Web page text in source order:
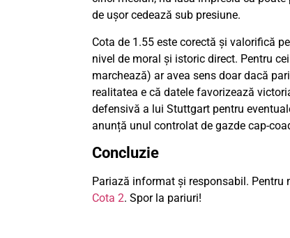
de ușor cedează sub presiune.
Cota de 1.55 este corectă și valorifică
nivel de moral și istoric direct. Pentru
marchează) ar avea sens doar dacă
realitatea e că datele favorizează
defensivă a lui Stuttgart pentru
anunță unul controlat de gazde cap-
Concluzie
Pariază informat și responsabil.
Cota 2. Spor la pariuri!